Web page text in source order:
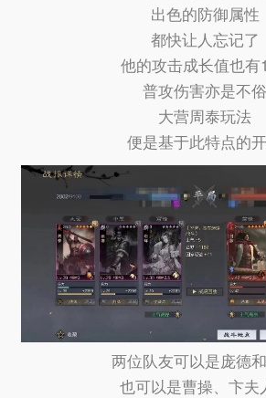
出色的防御属性
都快让人忘记了
他的攻击成长值也有
普攻伤害亦是不俗
大营周泰玩法
便是基于此特点的
两位队友可以是庞德
也可以是曹操、卞夫